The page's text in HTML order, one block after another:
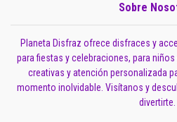
Sobre
Planeta Disfraz ofrece disfraces y
para fiestas y celebraciones, para
creativas y atención personalizada
momento inolvidable. Visítanos y
divertirte.